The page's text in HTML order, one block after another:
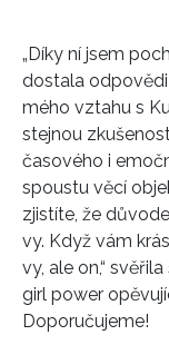
„Díky ní jsem
dostala
mého vztahu s
stejnou
časového i
spoustu věcí
zjistíte, že
vy. Když vám
vy, ale on,“
girl power
Doporučujeme!